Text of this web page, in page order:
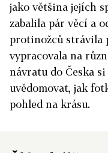
jako většina jejích
zabalila pár věcí a
protinožců strávila
vypracovala na
návratu do Česka
uvědomovat, jak
pohled na krásu.